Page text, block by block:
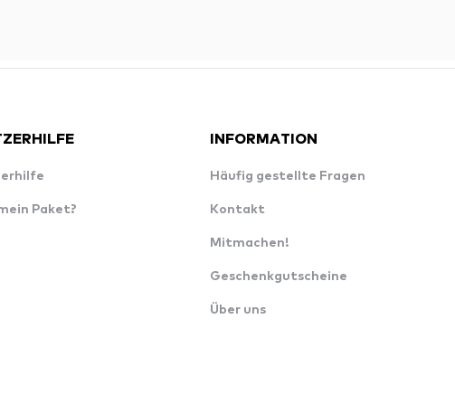
Paket?
INFORMATION
Häufig gestellte Fragen
Kontakt
Mitmachen!
Geschenkgutscheine
Über uns